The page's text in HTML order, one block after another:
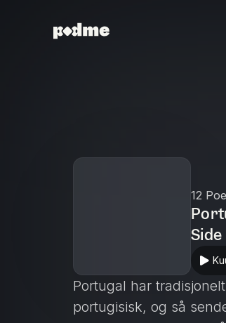
12
Side
Portugal har
portugisisk, og så